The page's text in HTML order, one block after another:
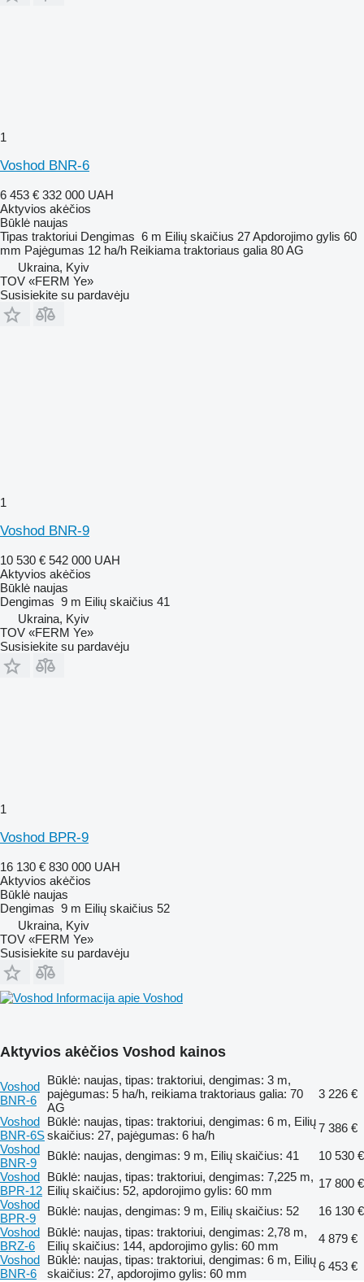
1
Voshod BNR-6
6 453 € 332 000 UAH
Aktyvios akėčios
Būklė naujas
Tipas traktoriui Dengimas 6 m Eilių skaičius 27Apdorojimo gylis 60
mm Pajėgumas 12 ha/h Reikiama traktoriaus galia 80 AG
Ukraina, Kyiv
TOV «FERM Ye»
Susisiekite su pardavėju
1
Voshod BNR-9
10 530 € 542 000 UAH
Aktyvios akėčios
Būklė naujas
Dengimas 9 m Eilių skaičius 41
Ukraina, Kyiv
TOV «FERM Ye»
Susisiekite su pardavėju
1
Voshod BPR-9
16 130 € 830 000 UAH
Aktyvios akėčios
Būklė naujas
Dengimas 9 m Eilių skaičius 52
Ukraina, Kyiv
TOV «FERM Ye»
Susisiekite su pardavėju
Informacija apie Voshod
Aktyvios akėčios Voshod kainos
Voshod
BNR-6
Būklė: naujas, tipas: traktoriui, dengimas: 3 m,
pajėgumas: 5 ha/h, reikiama traktoriaus galia: 70
AG
3 226 €
Voshod
BNR-6S
Būklė: naujas, tipas: traktoriui, dengimas: 6 m, Eilių
skaičius: 27, pajėgumas: 6 ha/h
7 386 €
Voshod
BNR-9
Būklė: naujas, dengimas: 9 m, Eilių skaičius: 41
10 530 €
Voshod
BPR-12
Būklė: naujas, tipas: traktoriui, dengimas: 7,225 m,
Eilių skaičius: 52, apdorojimo gylis: 60 mm
17 800 €
Voshod
BPR-9
Būklė: naujas, dengimas: 9 m, Eilių skaičius: 52
16 130 €
Voshod
BRZ-6
Būklė: naujas, tipas: traktoriui, dengimas: 2,78 m,
Eilių skaičius: 144, apdorojimo gylis: 60 mm
4 879 €
Voshod
BNR-6
Būklė: naujas, tipas: traktoriui, dengimas: 6 m, Eilių
skaičius: 27, apdorojimo gylis: 60 mm
6 453 €